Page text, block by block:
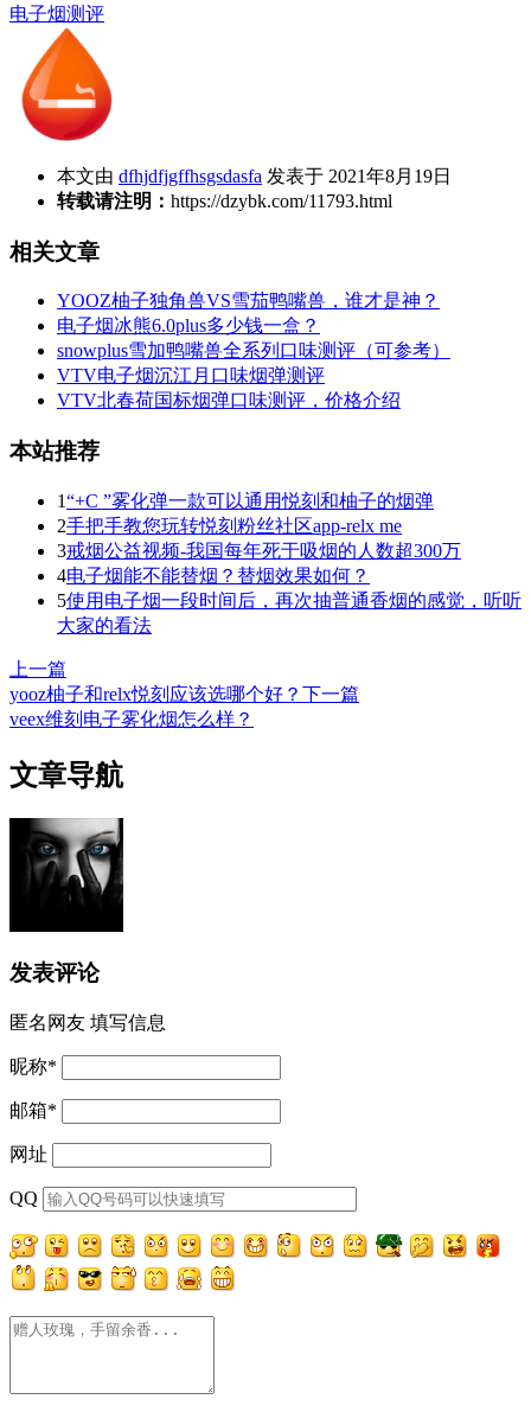
电子烟测评
本文由 dfhjdfjgffhsgsdasfa 发表于 2021年8月19日
转载请注明： https://dzybk.com/11793.html
相关文章
YOOZ柚子独角兽VS雪茄鸭嘴兽，谁才是神？
电子烟冰熊6.0plus多少钱一盒？
snowplus雪加鸭嘴兽全系列口味测评（可参考）
VTV电子烟沉江月口味烟弹测评
VTV北春荷国标烟弹口味测评，价格介绍
本站推荐
1“+C ”雾化弹一款可以通用悦刻和柚子的烟弹
2手把手教您玩转悦刻粉丝社区app-relx me
3戒烟公益视频-我国每年死于吸烟的人数超300万
4电子烟能不能替烟？替烟效果如何？
5使用电子烟一段时间后，再次抽普通香烟的感觉，听听
大家的看法
上一篇
yooz柚子和relx悦刻应该选哪个好？ 下一篇
veex维刻电子雾化烟怎么样？
文章导航
发表评论
匿名网友 填写信息
昵称*
邮箱*
网址
QQ